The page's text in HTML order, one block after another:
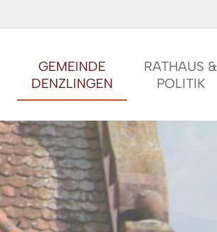
GEMEINDE
DENZLINGEN
RATHAUS &
POLITIK